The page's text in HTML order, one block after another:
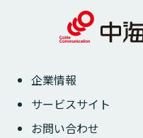
企業情報
サービスサイト
お問い合わせ